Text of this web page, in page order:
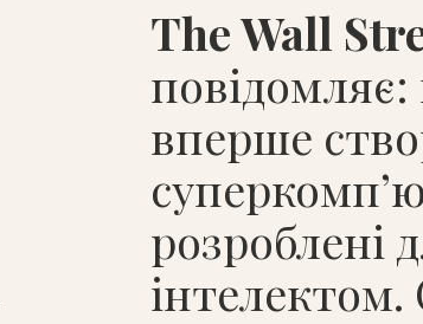
The Wall
повідомляє:
вперше
розроблені
інтелектом.